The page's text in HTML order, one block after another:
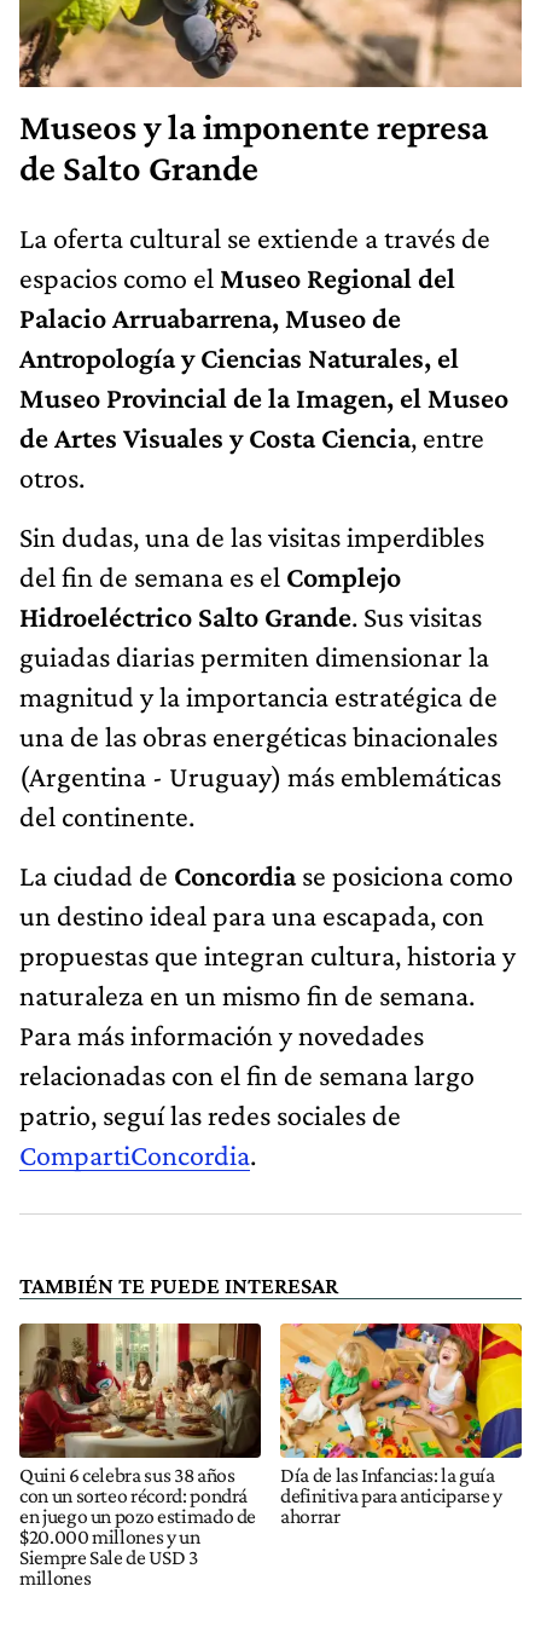
Museos y la imponente represa
de Salto Grande
La oferta cultural se extiende a través de
espacios como el Museo Regional del
Palacio Arruabarrena, Museo de
Antropología y Ciencias Naturales, el
Museo Provincial de la Imagen, el Museo
de Artes Visuales y Costa Ciencia, entre
otros.
Sin dudas, una de las visitas imperdibles
del fin de semana es el Complejo
Hidroeléctrico Salto Grande. Sus visitas
guiadas diarias permiten dimensionar la
magnitud y la importancia estratégica de
una de las obras energéticas binacionales
(Argentina - Uruguay) más emblemáticas
del continente.
La ciudad de Concordiase posiciona como
un destino ideal para una escapada, con
propuestas que integran cultura, historia y
naturaleza en un mismo fin de semana.
Para más información y novedades
relacionadas con el fin de semana largo
patrio, seguí las redes sociales de
CompartiConcordia.
TAMBIÉN TE PUEDE INTERESAR
Quini 6 celebra sus 38 años
con un sorteo récord: pondrá
en juego un pozo estimado de
$20.000 millones y un
Siempre Sale de USD 3
millones
Día de las Infancias: la guía
definitiva para anticiparse y
ahorrar